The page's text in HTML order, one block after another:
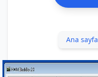
Ana sayfa